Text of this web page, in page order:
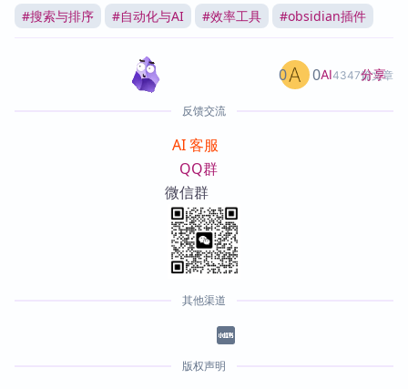
#搜索与排序 #自动化与AI #效率工具 #obsidian插件
AI4347篇文章
0 0 分享
反馈交流
AI 客服
QQ群
微信群
其他渠道
版权声明